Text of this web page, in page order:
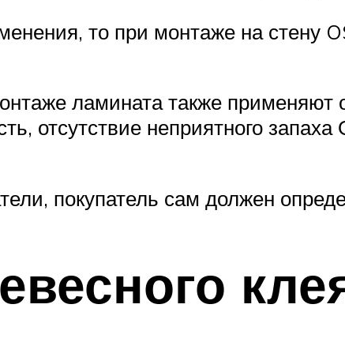
то при монтаже на
ламината также применяют
отсутствие неприятного
покупатель сам должен